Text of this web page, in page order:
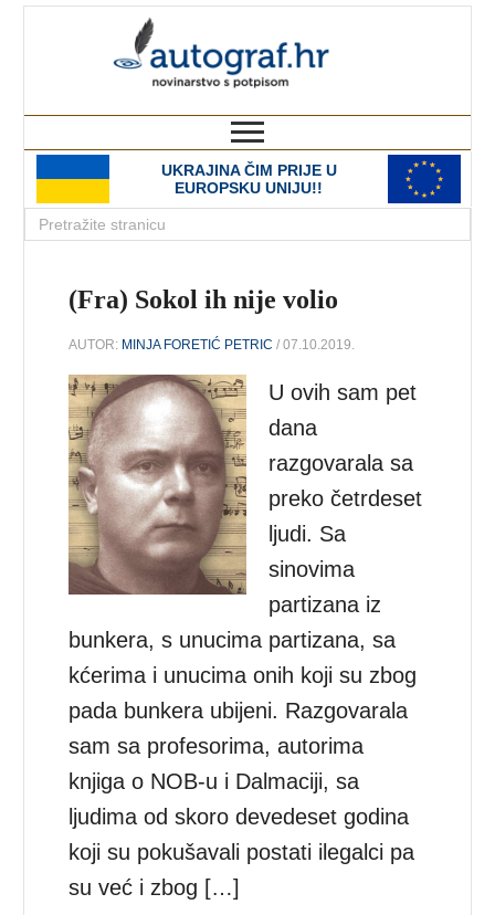
UKRAJINA ČIM PRIJE U
EUROPSKU UNIJU!!
(Fra) Sokol ih nije volio
AUTOR: MINJA FORETIĆ PETRIC / 07.10.2019.
U ovih sam pet
dana
razgovarala sa
preko četrdeset
ljudi. Sa
sinovima
partizana iz
bunkera, s unucima partizana, sa
kćerima i unucima onih koji su zbog
pada bunkera ubijeni. Razgovarala
sam sa profesorima, autorima
knjiga o NOB-u i Dalmaciji, sa
ljudima od skoro devedeset godina
koji su pokušavali postati ilegalci pa
su već i zbog […]